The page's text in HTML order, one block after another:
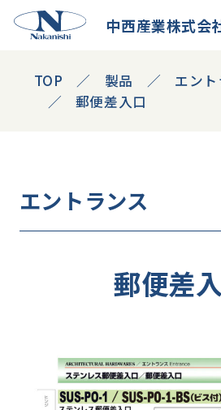
中西産業株式会
TOP 製品
エン
郵便差入口
エントランス
郵便差